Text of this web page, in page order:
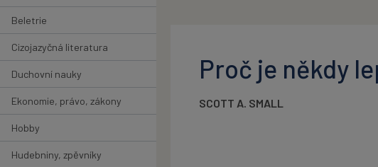
Beletrie
Cizojazyčná literatura
Duchovní nauky
Ekonomie, právo, zákony
Hobby
Hudebniny, zpěvníky
Proč je někdy
SCOTT A. SMALL